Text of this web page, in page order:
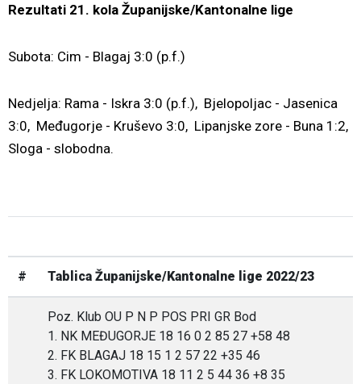
Rezultati 21. kola Županijske/Kantonalne lige
Subota: Cim - Blagaj 3:0 (p.f.)
Nedjelja: Rama - Iskra 3:0 (p.f.), Bjelopoljac - Jasenica
3:0, Međugorje - Kruševo 3:0, Lipanjske zore - Buna 1:2,
Sloga - slobodna.
# Tablica Županijske/Kantonalne lige 2022/23
Poz. Klub OU P N P POS PRI GR Bod
1. NK MEĐUGORJE 18 16 0 2 85 27 +58 48
2. FK BLAGAJ 18 15 1 2 57 22 +35 46
3. FK LOKOMOTIVA 18 11 2 5 44 36 +8 35